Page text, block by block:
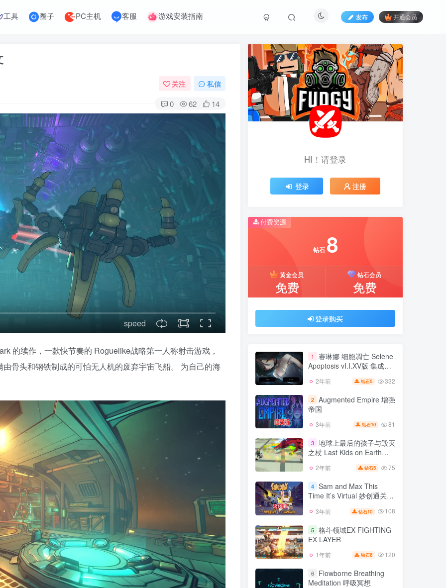
工具 圈子 PC主机 客服 游戏安装指南 发布 开通会员
关注 私信
0 62 14
speed
的续作，一款快节奏的 Roguelike战略第一人称射击游戏，
骨头和钢铁制成的可怕无人机的废弃宇宙飞船。 为自己的海
HI！请登录
登录 注册
付费资源
钻石 8
黄金会员
免费
钻石会员
免费
登录购买
1
赛琳娜 细胞凋亡 Selene
Apoptosis vI.I.XV版 集成全
2年前 钻石5 332
2 Augmented Empire 增强
帝国
3年前 钻石10 81
3 地球上最后的孩子与毁灭
之杖 Last Kids on Earth
and the Staff of Doom
2年前 钻石5 75
4 Sam and Max This
Time It’s Virtual 妙创通关
3年前 钻石10 108
5 格斗领域EX FIGHTING
EX LAYER
1年前 钻石6 120
6
Flowborne Breathing
Meditation 呼吸冥想
HI！请登录
登录 注册
推荐开通钻石会员下载更优惠！
推荐开通钻石会员下载更优惠！
8
免费 免费
1
赛琳娜 细胞凋亡 Selene
Apoptosis vI.I.XV版 集成全
DLC 官方中文
2年前
2
Augmented Empire 增强
3年前 钻石10
3
地球上最后的孩子与毁灭
and the Staff of Doom
2年前 钻石5 75
4
Sam and Max This
Time It’s Virtual 妙创通关
虚拟警探
3年前
5
格斗领域EX FIGHTING
1年前 钻石6